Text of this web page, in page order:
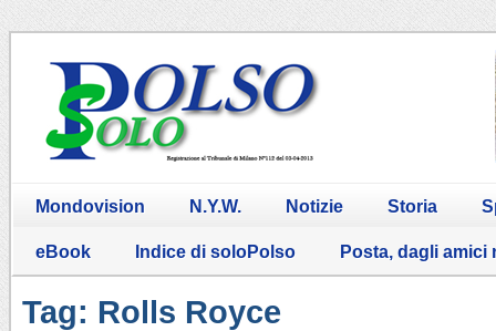
Mondovision N.Y.W. Notizie Storia
eBook Indice di soloPolso Posta, dagli amici
Tag: Rolls Royce